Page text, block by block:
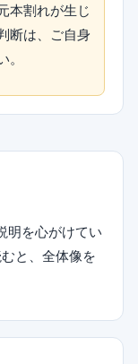
本割れが生じ
断は、ご自身
明を心がけてい
と、全体像を